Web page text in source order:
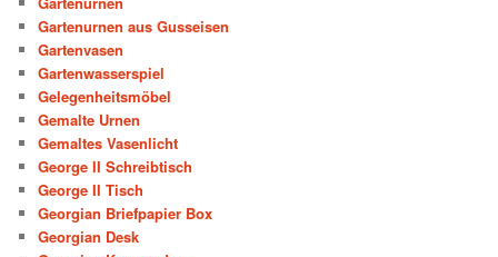
Gartenurnen aus Gusseisen
Gartenvasen
Gartenwasserspiel
Gelegenheitsmöbel
Gemalte Urnen
Gemaltes Vasenlicht
George II Schreibtisch
George II Tisch
Georgian Briefpapier Box
Georgian Desk